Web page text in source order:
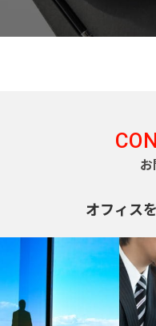
オフィス